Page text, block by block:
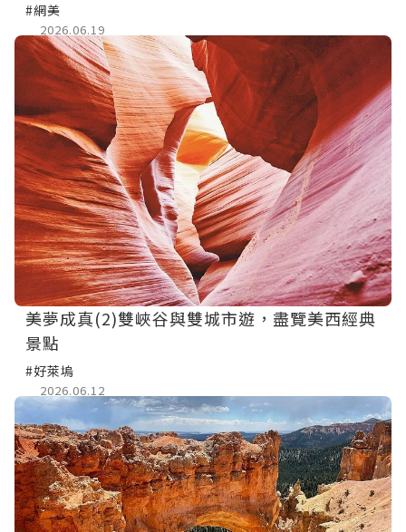
#網美
2026.06.19
美夢成真(2)雙峽谷與雙城市遊，盡覽美西經典
景點
#好萊塢
2026.06.12